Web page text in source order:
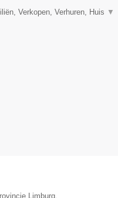
Verkopen, Verhuren, Huis ▼
Limburg.